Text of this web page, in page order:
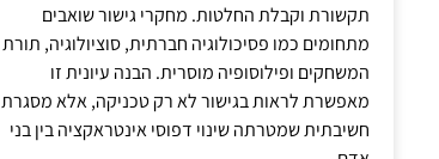
תקשורת וקבלת החלטות. מחקרי גישור שואבים
מתחומים כמו פסיכולוגיה חברתית, סוציולוגיה, תורת
המשחקים ופילוסופיה מוסרית. הבנה עיונית זו
מאפשרת לראות בגישור לא רק טכניקה, אלא מסגרת
חשיבתית שמטרתה שינוי דפוסי אינטראקציה בין בני